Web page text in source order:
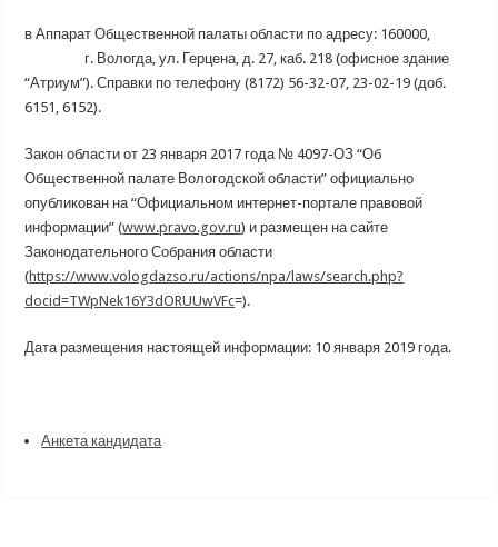
в Аппарат Общественной палаты области по адресу: 160000,
г. Вологда, ул. Герцена, д. 27, каб. 218 (офисное здание
“Атриум”). Справки по телефону (8172) 56-32-07, 23-02-19 (доб.
6151, 6152).
Закон области от 23 января 2017 года № 4097-ОЗ “Об
Общественной палате Вологодской области” официально
опубликован на “Официальном интернет-портале правовой
информации” (www.pravo.gov.ru) и размещен на сайте
Законодательного Собрания области
(https://www.vologdazso.ru/actions/npa/laws/search.php?
docid=TWpNek16Y3dORUUwVFc=).
Дата размещения настоящей информации: 10 января 2019 года.
Анкета кандидата